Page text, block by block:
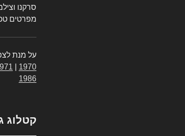
סרקנו
מפרטים
על מנת
1970
1986
קטלוג ג'יפ